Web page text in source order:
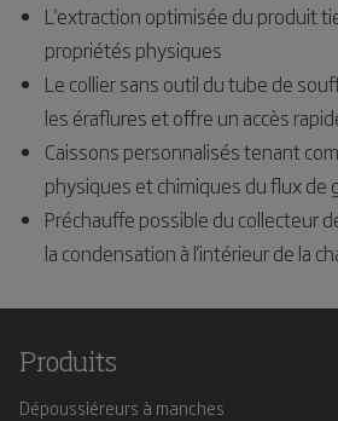
L'extraction optimisée du produit
propriétés physiques
Le collier sans outil du tube de
les éraflures et offre un accès
Caissons personnalisés tenant
physiques et chimiques du flux de
Préchauffe possible du collecteur
la condensation à l'intérieur de la
Produits
Dépoussiéreurs à manches